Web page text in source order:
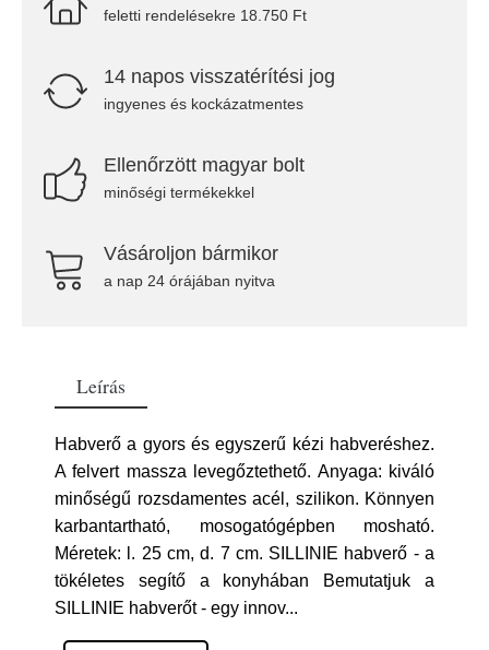
feletti rendelésekre 18.750 Ft
14 napos visszatérítési jog
ingyenes és kockázatmentes
Ellenőrzött magyar bolt
minőségi termékekkel
Vásároljon bármikor
a nap 24 órájában nyitva
Leírás
Habverő a gyors és egyszerű kézi habveréshez.
A felvert massza levegőztethető. Anyaga: kiváló
minőségű rozsdamentes acél, szilikon. Könnyen
karbantartható, mosogatógépben mosható.
Méretek: l. 25 cm, d. 7 cm. SILLINIE habverő - a
tökéletes segítő a konyhában Bemutatjuk a
SILLINIE habverőt - egy innov...